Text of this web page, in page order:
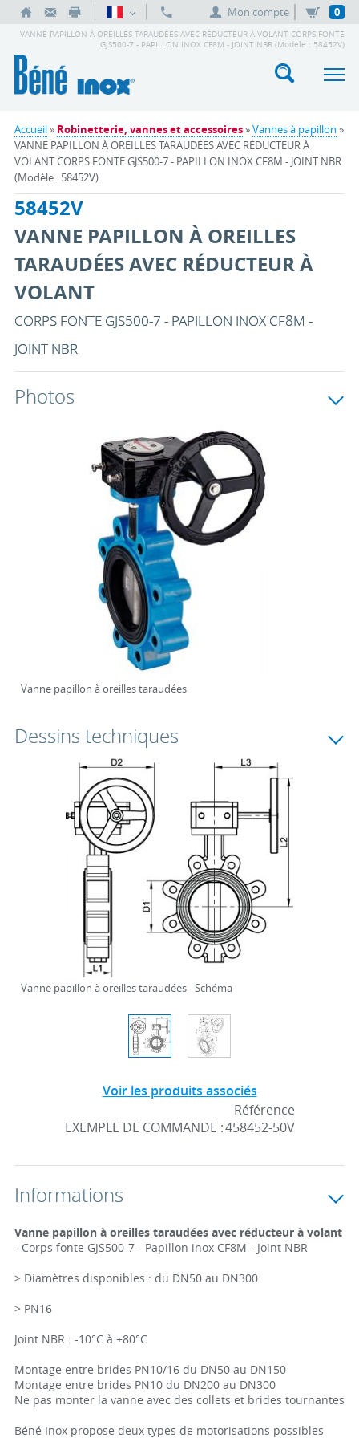
Mon compte 0
VANNE PAPILLON À OREILLES TARAUDÉES AVEC RÉDUCTEUR À VOLANT CORPS FONTE
GJS500-7 - PAPILLON INOX CF8M - JOINT NBR (Modèle : 58452V)
Accueil» Robinetterie, vannes et accessoires»Vannes à papillon »
VANNE PAPILLON À OREILLES TARAUDÉES AVEC RÉDUCTEUR À
VOLANT CORPS FONTE GJS500-7 - PAPILLON INOX CF8M - JOINT NBR
(Modèle : 58452V)
58452V
VANNE PAPILLON À OREILLES
TARAUDÉES AVEC RÉDUCTEUR À
VOLANT
CORPS FONTE GJS500-7 - PAPILLON INOX CF8M -
JOINT NBR
Photos
Vanne papillon à oreilles taraudées
Dessins techniques
Vanne papillon à oreilles taraudées - Schéma
Voir les produits associés
EXEMPLE DE COMMANDE :
Référence
458452-50V
Informations
Vanne papillon à oreilles taraudées avec réducteur à volant
- Corps fonte GJS500-7 - Papillon inox CF8M - Joint NBR
> Diamètres disponibles : du DN50 au DN300
> PN16
Joint NBR : -10°C à +80°C
Montage entre brides PN10/16 du DN50 au DN150
Montage entre brides PN10 du DN200 au DN300
Ne pas monter la vanne avec des collets et brides tournantes
Béné Inox propose deux types de motorisations possibles